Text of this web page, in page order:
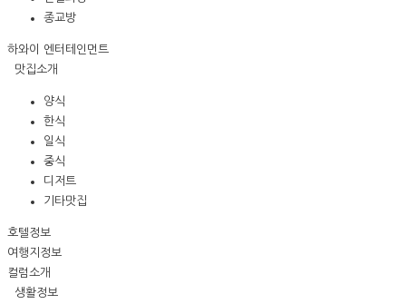
종교방
하와이 엔터테인먼트
맛집소개
양식
한식
일식
중식
디저트
기타맛집
호텔정보
여행지정보
컬럼소개
생활정보